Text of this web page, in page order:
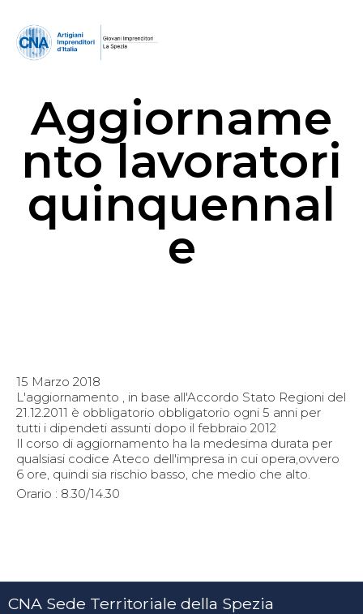
Aggiorname
nto lavoratori
quinquennal
e
15 Marzo 2018
L'aggiornamento , in base all'Accordo Stato Regioni del
21.12.2011 è obbligatorio obbligatorio ogni 5 anni per
tutti i dipendeti assunti dopo il febbraio 2012
Il corso di aggiornamento ha la medesima durata per
qualsiasi codice Ateco dell'impresa in cui opera,ovvero
6 ore, quindi sia rischio basso, che medio che alto.
Orario : 8.30/14.30
CNA Sede Territoriale della Spezia